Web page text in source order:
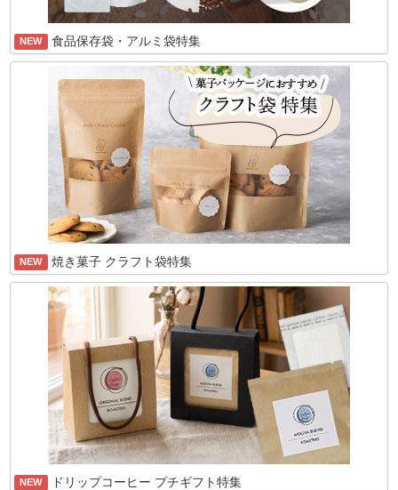
NEW 食品保存袋・アルミ袋特集
NEW 焼き菓子 クラフト袋特集
NEW ドリップコーヒー プチギフト特集